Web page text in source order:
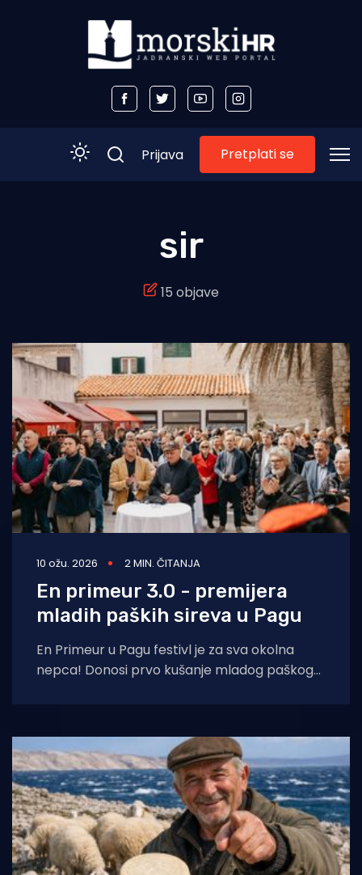
Otoci
Turizam i nautika
Pomorstvo
Ribolov
Ekologija
Tradicija i kultura
Prijava Pretplati se
sir
15 objave
10 ožu. 2026 2 MIN. ČITANJA
En primeur 3.0 - premijera
mladih paških sireva u Pagu
En Primeur u Pagu festivl je za sva okolna
nepca! Donosi prvo kušanje mladog paškog